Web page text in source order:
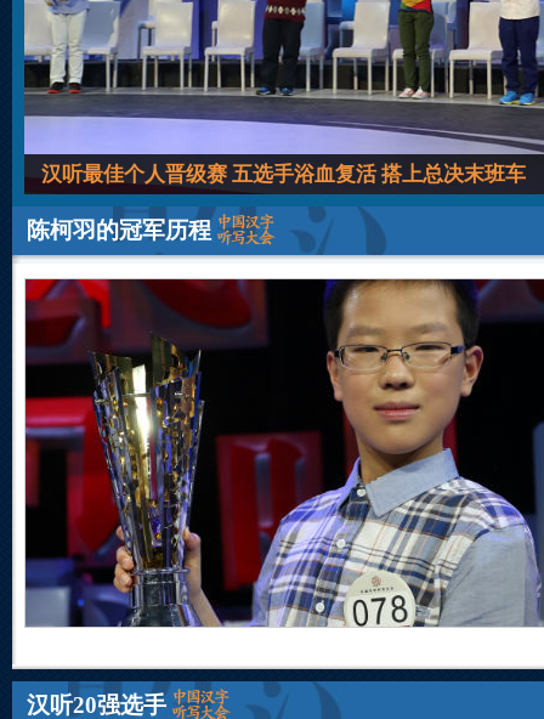
汉听最佳个人晋级赛 五选手浴血复活 搭上总决末班车
陈柯羽的冠军历程
汉听20强选手